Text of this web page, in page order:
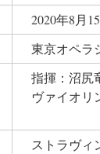
2020年8月
東京オペラ
指揮：沼尻
ヴァイオリ
ストラヴィ